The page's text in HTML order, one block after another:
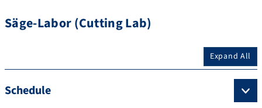
Säge-Labor (Cutting Lab)
Expand All
Schedule